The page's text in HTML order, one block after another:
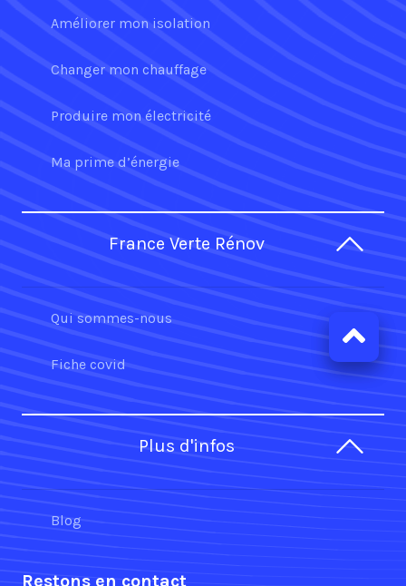
Améliorer mon isolation
Changer mon chauffage
Produire mon électricité
Ma prime d’énergie
France Verte Rénov
Qui sommes-nous
Fiche covid
Plus d'infos
Blog
Restons en contact